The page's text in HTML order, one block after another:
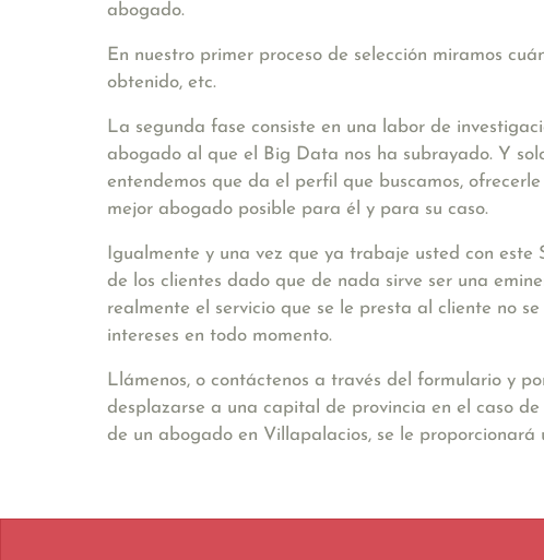
abogado.
En nuestro primer proceso de selección miramos
obtenido, etc.
La segunda fase consiste en una labor de
abogado al que el Big Data nos ha subrayado. Y
entendemos que da el perfil que buscamos,
mejor abogado posible para él y para su caso.
Igualmente y una vez que ya trabaje usted con
de los clientes dado que de nada sirve ser una
realmente el servicio que se le presta al cliente no
intereses en todo momento.
Llámenos, o contáctenos a través del formulario y
desplazarse a una capital de provincia en el caso
de un abogado en Villapalacios, se le